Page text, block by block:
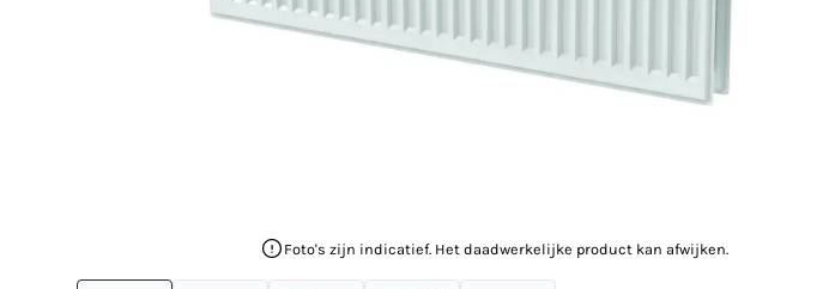
Foto's zijn indicatief. Het daadwerkelijke product kan afwijken.